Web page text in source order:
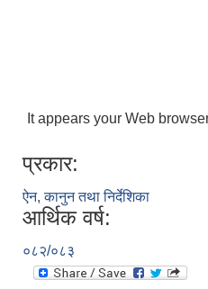
It appears your Web
प्रकार:
ऐन, कानुन तथा निर्देशिका
आर्थिक वर्ष:
०८२/०८३